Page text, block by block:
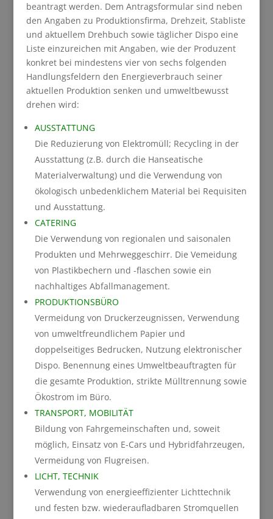
beantragt werden. Dem Antragsformular sind neben
den Angaben zu Produktionsfirma, Drehzeit, Stabliste
und aktuellem Drehbuch sowie täglicher Dispo eine
Liste einzureichen mit Angaben, wie der Produzent
konkret bei mindestens vier von sechs folgenden
Handlungsfeldern den Energieverbrauch seiner
aktuellen Produktion senken und umweltbewusst
drehen wird:
AUSSTATTUNG
Die Reduzierung von Elektromüll; Recycling in der
Ausstattung (z.B. durch die Hanseatische
Materialverwaltung) und die Verwendung von
ökologisch unbedenklichem Material bei Requisiten
und Ausstattung.
CATERING
Die Verwendung von regionalen und saisonalen
Produkten und Mehrweggeschirr. Die Vemeidung
von Plastikbechern und -flaschen sowie ein
nachhaltiges Abfallmanagement.
PRODUKTIONSBÜRO
Vermeidung von Druckerzeugnissen, Verwendung
von umweltfreundlichem Papier und
doppelseitiges Bedrucken, Nutzung elektronischer
Dispo. Benennung eines Umweltbeauftragten für
die gesamte Produktion, strikte Mülltrennung sowie
Ökostrom im Büro.
TRANSPORT, MOBILITÄT
Bildung von Fahrgemeinschaften und, soweit
möglich, Einsatz von E-Cars und Hybridfahrzeugen,
Vermeidung von Flugreisen.
LICHT, TECHNIK
Verwendung von energieeffizienter Lichttechnik
und festen bzw. wiederaufladbaren Stromquellen